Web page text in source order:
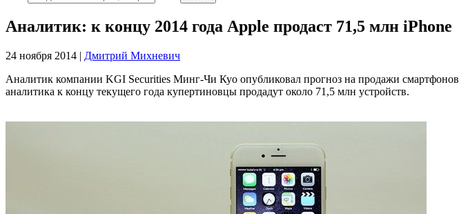
Аналитик: к концу 2014 года Apple продаст 71,5 млн iPhone
24 ноября 2014 | Дмитрий Михневич
Аналитик компании KGI Securities Минг-Чи Куо опубликовал прогноз на продажи смартфонов
аналитика к концу текущего года купертиновцы продадут около 71,5 млн устройств.